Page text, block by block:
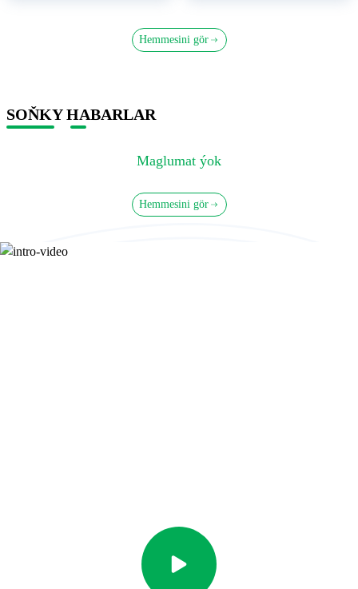
Hemmesini gör
SOŇKY HABARLAR
Maglumat ýok
Hemmesini gör